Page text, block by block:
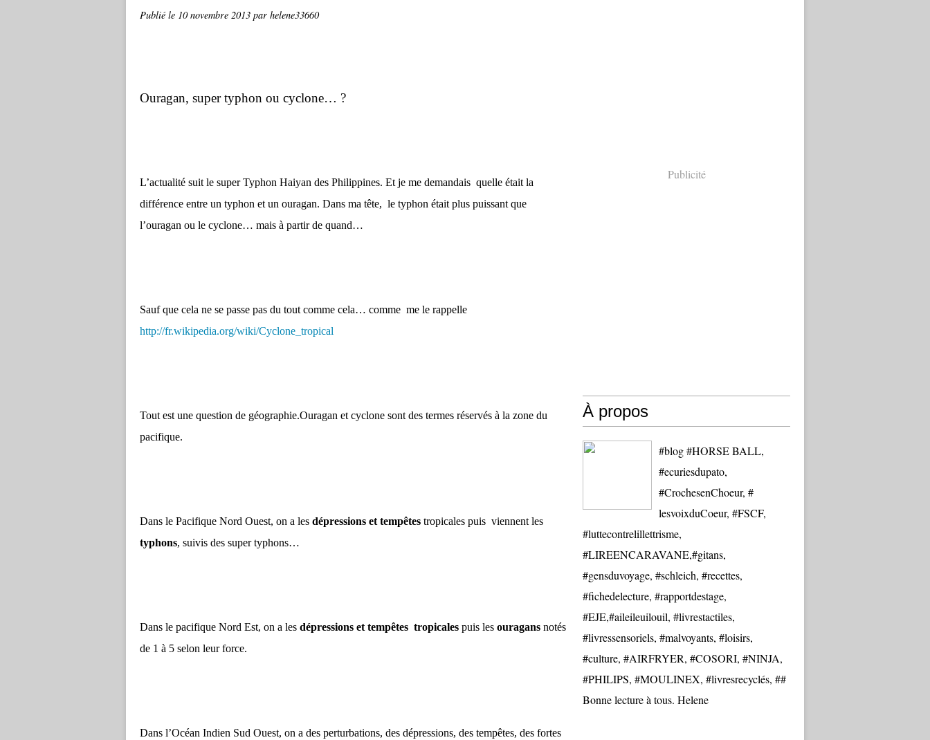
Publié le 10 novembre 2013 par helene33660
Ouragan, super typhon ou cyclone… ?
L’actualité suit le super Typhon Haiyan des Philippines. Et je me demandais quelle était la
différence entre un typhon et un ouragan. Dans ma tête, le typhon était plus puissant que
l’ouragan ou le cyclone… mais à partir de quand…
Sauf que cela ne se passe pas du tout comme cela… comme me le rappelle
http://fr.wikipedia.org/wiki/Cyclone_tropical
Tout est une question de géographie.Ouragan et cyclone sont des termes réservés à la zone du
pacifique.
Dans le Pacifique Nord Ouest, on a les dépressions et tempêtes tropicales puis viennent les
typhons, suivis des super typhons…
Dans le pacifique Nord Est, on a les dépressions et tempêtes tropicales puis les ouragans notés
de 1 à 5 selon leur force.
Dans l’Océan Indien Sud Ouest, on a des perturbations, des dépressions, des tempêtes, des fortes
Publicité
À propos
#blog #HORSE BALL,
#ecuriesdupato,
#CrochesenChoeur, #
lesvoixduCoeur, #FSCF,
#luttecontrelillettrisme,
#LIREENCARAVANE,#gitans,
#gensduvoyage, #schleich, #recettes,
#fichedelecture, #rapportdestage,
#EJE,#aileileuilouil, #livrestactiles,
#livressensoriels, #malvoyants, #loisirs,
#culture, #AIRFRYER, #COSORI, #NINJA,
#PHILIPS, #MOULINEX, #livresrecyclés, ##
Bonne lecture à tous. Helene